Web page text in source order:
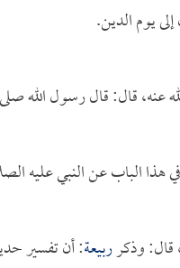
يوم الدين.
عنه، قال: قال رسول الله صلى
هذا الباب عن النبي عليه
قال: وذكرربيعة: أن تفسير